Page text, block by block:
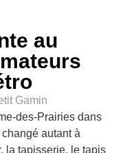
au
Gamin
des-Prairies dans
autant à
la tapisserie, le tapis